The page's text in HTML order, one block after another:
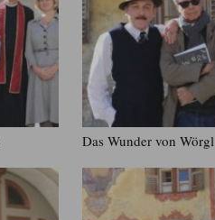
Das Wunder von Wörgl